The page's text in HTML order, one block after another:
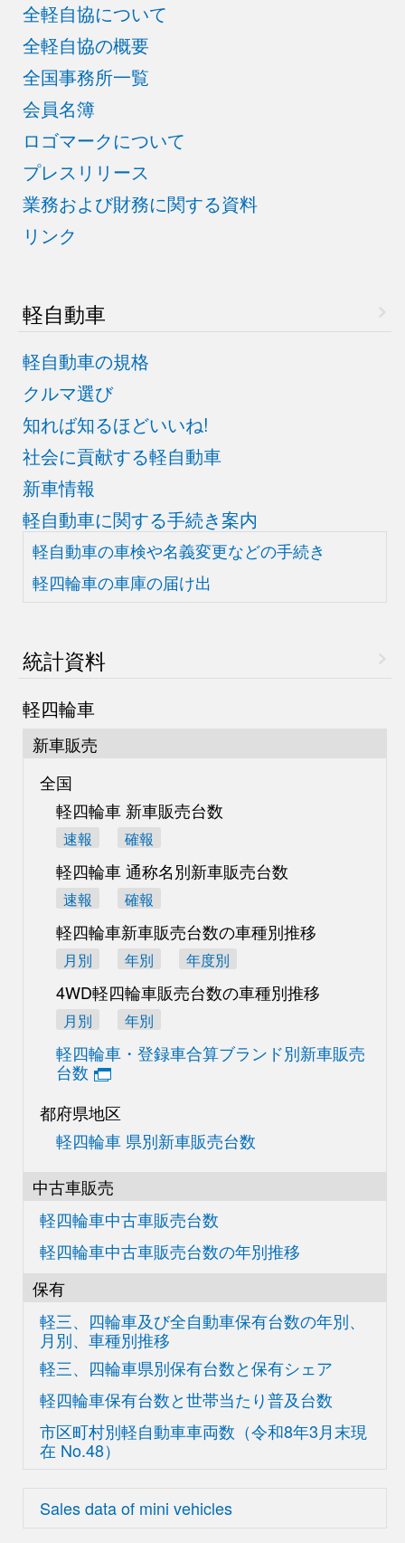
全軽自協について
全軽自協の概要
全国事務所一覧
会員名簿
ロゴマークについて
プレスリリース
業務および財務に関する資料
リンク
軽自動車
軽自動車の規格
クルマ選び
知れば知るほどいいね!
社会に貢献する軽自動車
新車情報
軽自動車に関する手続き案内
軽自動車の車検や名義変更などの手続き
軽四輪車の車庫の届け出
統計資料
軽四輪車
新車販売
全国
軽四輪車 新車販売台数
速報 確報
軽四輪車 通称名別新車販売台数
速報 確報
軽四輪車新車販売台数の車種別推移
月別 年別 年度別
4WD軽四輪車販売台数の車種別推移
月別 年別
軽四輪車・登録車合算ブランド別新車販売
台数
都府県地区
軽四輪車 県別新車販売台数
中古車販売
軽四輪車中古車販売台数
軽四輪車中古車販売台数の年別推移
保有
軽三、四輪車及び全自動車保有台数の年別、
月別、車種別推移
軽三、四輪車県別保有台数と保有シェア
軽四輪車保有台数と世帯当たり普及台数
市区町村別軽自動車車両数 （令和8年3月末現
在 No.48）
Sales data of mini vehicles